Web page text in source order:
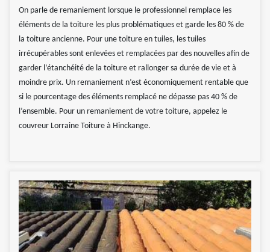
On parle de remaniement lorsque le professionnel remplace les
éléments de la toiture les plus problématiques et garde les 80 % de
la toiture ancienne. Pour une toiture en tuiles, les tuiles
irrécupérables sont enlevées et remplacées par des nouvelles afin de
garder l’étanchéité de la toiture et rallonger sa durée de vie et à
moindre prix. Un remaniement n’est économiquement rentable que
si le pourcentage des éléments remplacé ne dépasse pas 40 % de
l’ensemble. Pour un remaniement de votre toiture, appelez le
couvreur Lorraine Toiture à Hinckange.